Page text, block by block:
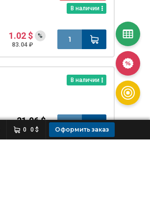
В наличии
1.02 $
83.04 ₽
%
В наличии
21.96 $
1 787.71 ₽ Оформить заказ
0 0 $